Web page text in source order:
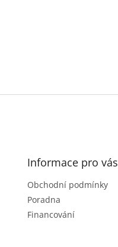
Informace pro vás
Obchodní podmínky
Poradna
Financování